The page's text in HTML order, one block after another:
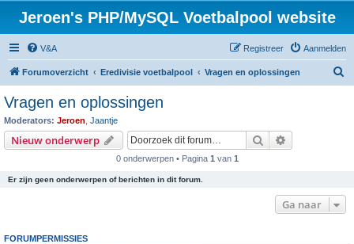
Jeroen's PHP/MySQL Voetbalpool website
V&A Aanmelden
Registreer
Forumoverzicht Eredivisie voetbalpool Vragen en oplossingen
Vragen en oplossingen
Moderators: Jeroen Jaantje
Nieuw onderwerp Zoek
0 onderwerpen • Pagina 1 van 1
Er zijn geen onderwerpen of berichten in dit forum.
Ga naar
FORUMPERMISSIES